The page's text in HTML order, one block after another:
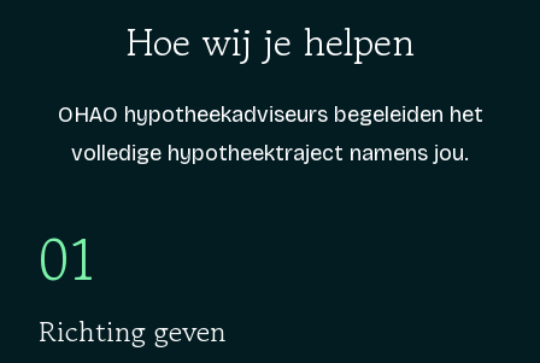
Hoe wij je helpen
OHAO hypotheekadviseurs begeleiden het
volledige hypotheektraject namens jou.
01
Richting geven